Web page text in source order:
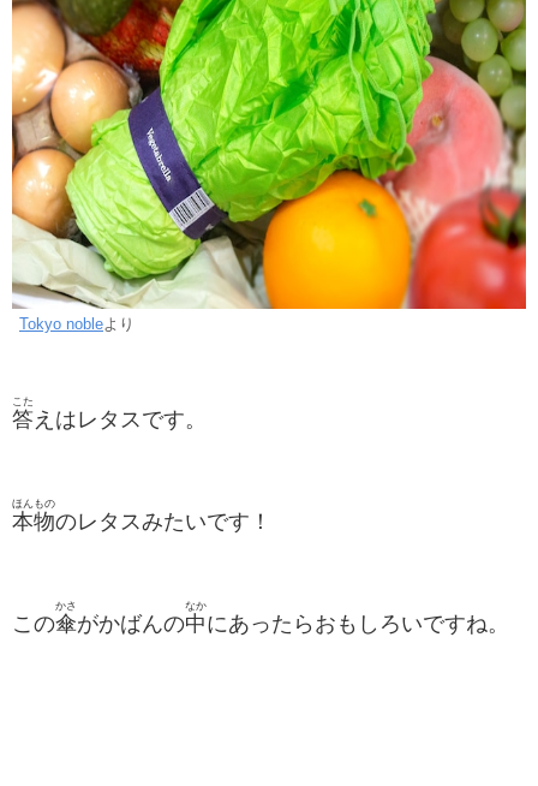
Tokyo nobleより
答
こた
えはレタスです。
本物
ほんもの
のレタスみたいです！
この傘
かさ
がかばんの中
なか
にあったらおもしろいですね。